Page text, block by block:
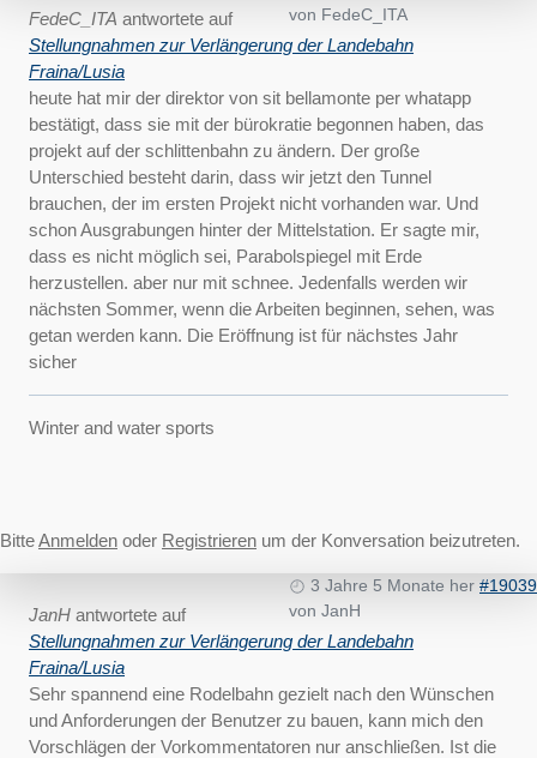
von FedeC_ITA
FedeC_ITA antwortete auf
Stellungnahmen zur Verlängerung der Landebahn
Fraina/Lusia
heute hat mir der direktor von sit bellamonte per whatapp
bestätigt, dass sie mit der bürokratie begonnen haben, das
projekt auf der schlittenbahn zu ändern. Der große
Unterschied besteht darin, dass wir jetzt den Tunnel
brauchen, der im ersten Projekt nicht vorhanden war. Und
schon Ausgrabungen hinter der Mittelstation. Er sagte mir,
dass es nicht möglich sei, Parabolspiegel mit Erde
herzustellen. aber nur mit schnee. Jedenfalls werden wir
nächsten Sommer, wenn die Arbeiten beginnen, sehen, was
getan werden kann. Die Eröffnung ist für nächstes Jahr
sicher
Winter and water sports
BitteAnmelden oder Registrieren um der Konversation beizutreten.
3 Jahre 5 Monate her #19039
von JanH
JanH antwortete auf
Stellungnahmen zur Verlängerung der Landebahn
Fraina/Lusia
Sehr spannend eine Rodelbahn gezielt nach den Wünschen
und Anforderungen der Benutzer zu bauen, kann mich den
Vorschlägen der Vorkommentatoren nur anschließen. Ist die